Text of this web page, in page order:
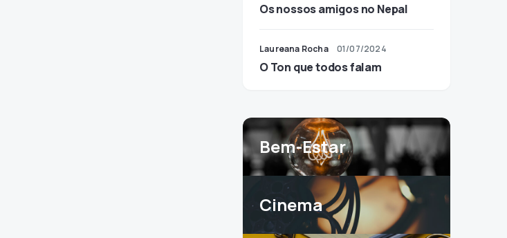
Os nossos amigos no Nepal
Laureana Rocha 01/07/2024
O Ton que todos falam
Bem-Estar
Cinema